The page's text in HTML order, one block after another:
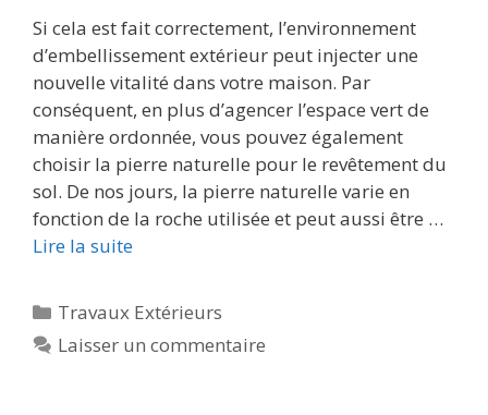
Si cela est fait correctement, l’environnement
d’embellissement extérieur peut injecter une
nouvelle vitalité dans votre maison. Par
conséquent, en plus d’agencer l’espace vert de
manière ordonnée, vous pouvez également
choisir la pierre naturelle pour le revêtement du
sol. De nos jours, la pierre naturelle varie en
fonction de la roche utilisée et peut aussi être …
Lire la suite
Travaux Extérieurs
Laisser un commentaire